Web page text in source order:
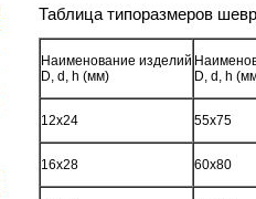
Таблица типоразмеров
Наименование изделий
D, d, h (мм)
D, d, h
12х24 55х75
16х28 60х80